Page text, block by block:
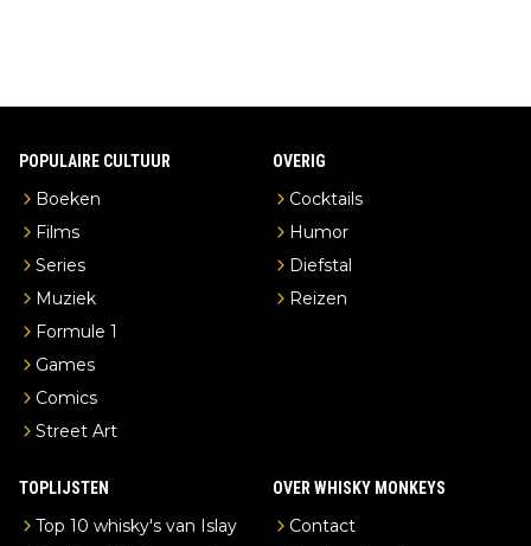
POPULAIRE CULTUUR
Boeken
Films
Series
Muziek
Formule 1
Games
Comics
Street Art
OVERIG
Cocktails
Humor
Diefstal
Reizen
TOPLIJSTEN
Top 10 whisky's van Islay
OVER WHISKY MONKEYS
Contact